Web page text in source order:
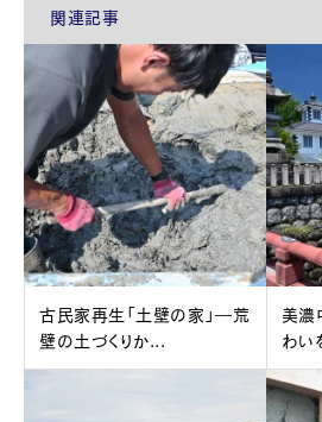
関連記事
古民家再生「土壁の家」―荒
壁の土づくりか...
美濃
わい